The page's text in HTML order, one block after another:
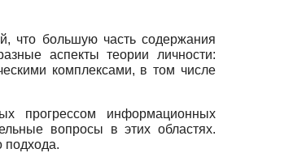
что большую часть содержания
аспекты теории личности:
комплексами, в том числе
прогрессом информационных
вопросы в этих областях.
подхода.